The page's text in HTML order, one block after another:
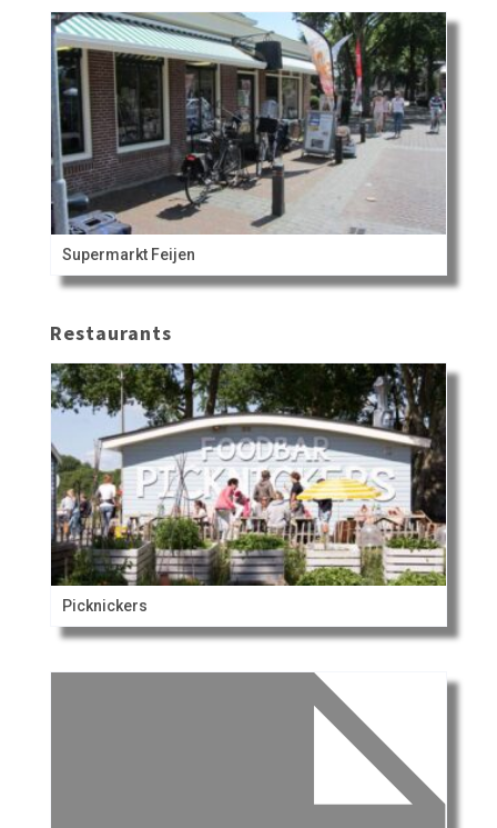
Supermarkt Feijen
Restaurants
Picknickers